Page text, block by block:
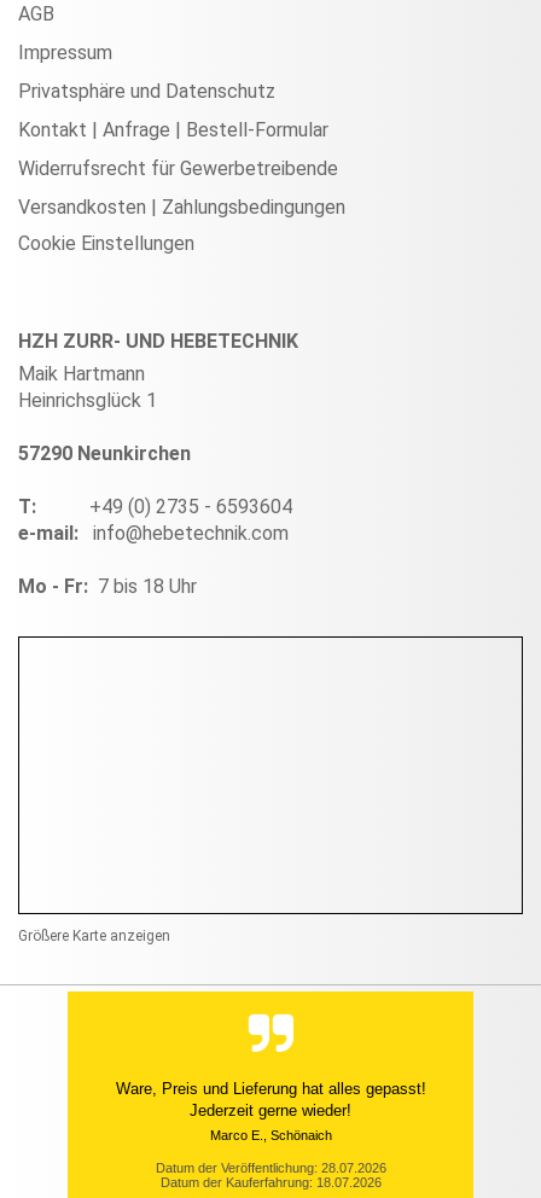
AGB
Impressum
Privatsphäre und Datenschutz
Kontakt | Anfrage | Bestell-Formular
Widerrufsrecht für Gewerbetreibende
Versandkosten | Zahlungsbedingungen
Cookie Einstellungen
HZH ZURR- UND HEBETECHNIK
Maik Hartmann
Heinrichsglück 1
57290 Neunkirchen
T: +49 (0) 2735 - 6593604
e-mail: info@hebetechnik.com
Mo - Fr: 7 bis 18 Uhr
Größere Karte anzeigen
Ware, Preis und Lieferung hat alles gepasst!
Jederzeit gerne wieder!
Marco E., Schönaich
Datum der Veröffentlichung: 28.07.2026
Datum der Kauferfahrung: 18.07.2026